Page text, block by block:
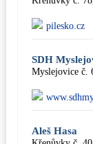
pilesko.cz
SDH
Myslejovice č.
Aleš Hasa